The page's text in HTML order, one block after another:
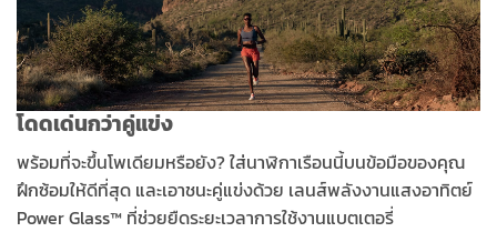
โดดเด่นกว่าคู่แข่ง
พร้อมที่จะขึ้นโพเดียมหรือยัง? ใส่นาฬิกาเรือนนี้บนข้อมือของคุณ
ฝึกซ้อมให้ดีที่สุด และเอาชนะคู่แข่งด้วย เลนส์พลังงานแสงอาทิตย์
Power Glass™ ที่ช่วยยืดระยะเวลาการใช้งานแบตเตอรี่